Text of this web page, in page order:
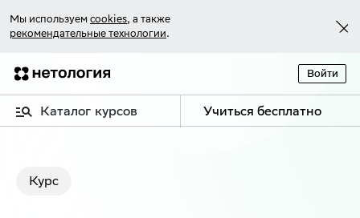
Мы используем cookies, а также
рекомендательные технологии.
Войти
Каталог курсов Учиться бесплатно
Курс